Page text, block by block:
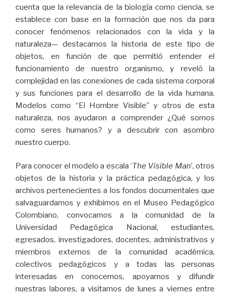
cuenta que la relevancia de la biología como ciencia, se
establece con base en la formación que nos da para
conocer fenómenos relacionados con la vida y la
naturaleza— destacamos la historia de este tipo de
objetos, en función de que permitió entender el
funcionamiento de nuestro organismo, y reveló la
complejidad en las conexiones de cada sistema corporal
y sus funciones para el desarrollo de la vida humana.
Modelos como “El Hombre Visible” y otros de esta
naturaleza, nos ayudaron a comprender ¿Qué somos
como seres humanos? y a descubrir con asombro
nuestro cuerpo.
Para conocer el modelo a escala ‘The Visible Man’, otros
objetos de la historia y la práctica pedagógica, y los
archivos pertenecientes a los fondos documentales que
salvaguardamos y exhibimos en el Museo Pedagógico
Colombiano, convocamos a la comunidad de la
Universidad Pedagógica Nacional, estudiantes,
egresados, investigadores, docentes, administrativos y
miembros externos de la comunidad académica,
colectivos pedagógicos y a todas las personas
interesadas en conocernos, apoyarnos y difundir
nuestras labores, a visitarnos de lunes a viernes entre